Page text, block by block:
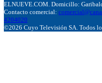
ELNUEVE.COM. Domicillo:
Contacto comercial:
4204020
©2026 Cuyo Televisión SA. Todos